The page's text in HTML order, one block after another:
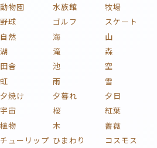
動物園
水族館 牧場
野球
ゴルフ スケート
自然
海 山
湖
滝 森
田舎
池 空
虹
雨 雪
夕焼け
夕暮れ 夕日
宇宙
桜 紅葉
植物
木 薔薇
チューリップ ひまわり コスモス